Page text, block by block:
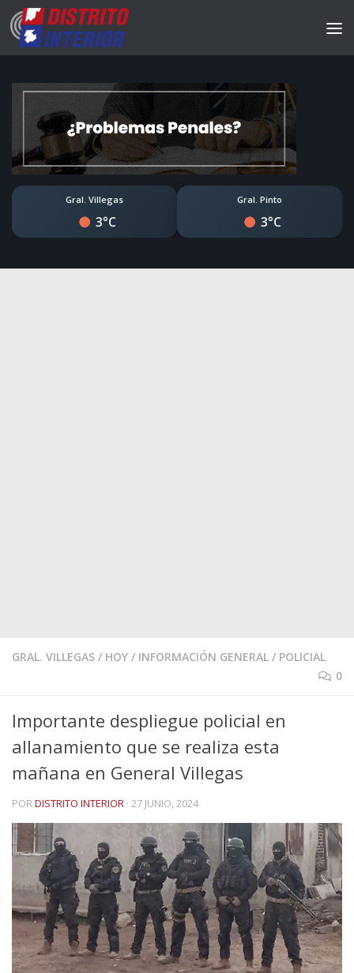
Gral. Villegas
3°C
Gral. Pinto
3°C
GRAL. VILLEGAS / HOY / INFORMACIÓN GENERAL / POLICIAL
0
Importante despliegue policial en
allanamiento que se realiza esta
mañana en General Villegas
PORDISTRITO INTERIOR · 27 JUNIO, 2024